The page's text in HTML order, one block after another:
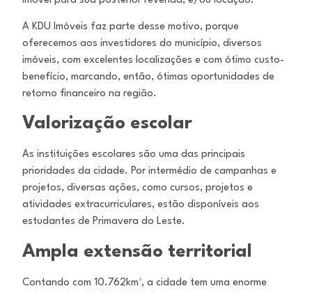
A KDU Imóveis faz parte desse motivo, porque
oferecemos aos investidores do município, diversos
imóveis, com excelentes localizações e com ótimo custo-
benefício, marcando, então, ótimas oportunidades de
retorno financeiro na região.
Valorização escolar
As instituições escolares são uma das principais
prioridades da cidade. Por intermédio de campanhas e
projetos, diversas ações, como cursos, projetos e
atividades extracurriculares, estão disponíveis aos
estudantes de Primavera do Leste.
Ampla extensão territorial
Contando com 10.762km², a cidade tem uma enorme